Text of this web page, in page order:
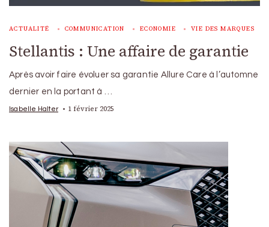
ACTUALITÉ COMMUNICATION ECONOMIE VIE DES MARQUES
Stellantis : Une affaire de garantie
Après avoir faire évoluer sa garantie Allure Care à l’automne
dernier en la portant à …
Isabelle Halter 1 février 2025